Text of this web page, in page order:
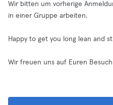
Wir bitten um vorherige
in einer Gruppe arbeiten.
Happy to get you long lean and
Wir freuen uns auf Euren